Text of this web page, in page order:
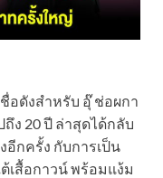
อดังสำหรับ อุ๊ ช่อผกา
ง 20 ปี ล่าสุดได้กลับ
กครั้ง กับการเป็น
เสื้อกาวน์ พร้อมแง้ม